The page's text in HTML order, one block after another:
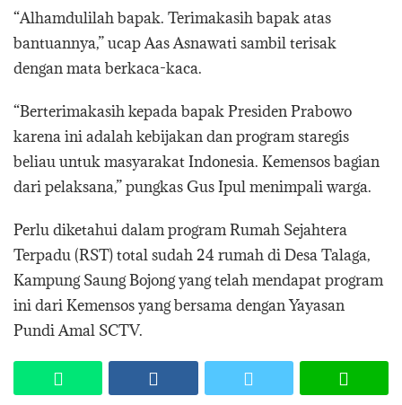
“Alhamdulilah bapak. Terimakasih bapak atas
bantuannya,” ucap Aas Asnawati sambil terisak
dengan mata berkaca-kaca.
“Berterimakasih kepada bapak Presiden Prabowo
karena ini adalah kebijakan dan program staregis
beliau untuk masyarakat Indonesia. Kemensos bagian
dari pelaksana,” pungkas Gus Ipul menimpali warga.
Perlu diketahui dalam program Rumah Sejahtera
Terpadu (RST) total sudah 24 rumah di Desa Talaga,
Kampung Saung Bojong yang telah mendapat program
ini dari Kemensos yang bersama dengan Yayasan
Pundi Amal SCTV.